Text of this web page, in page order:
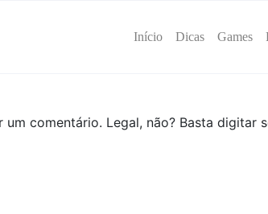
Início Dicas Games
um comentário. Legal, não? Basta digitar